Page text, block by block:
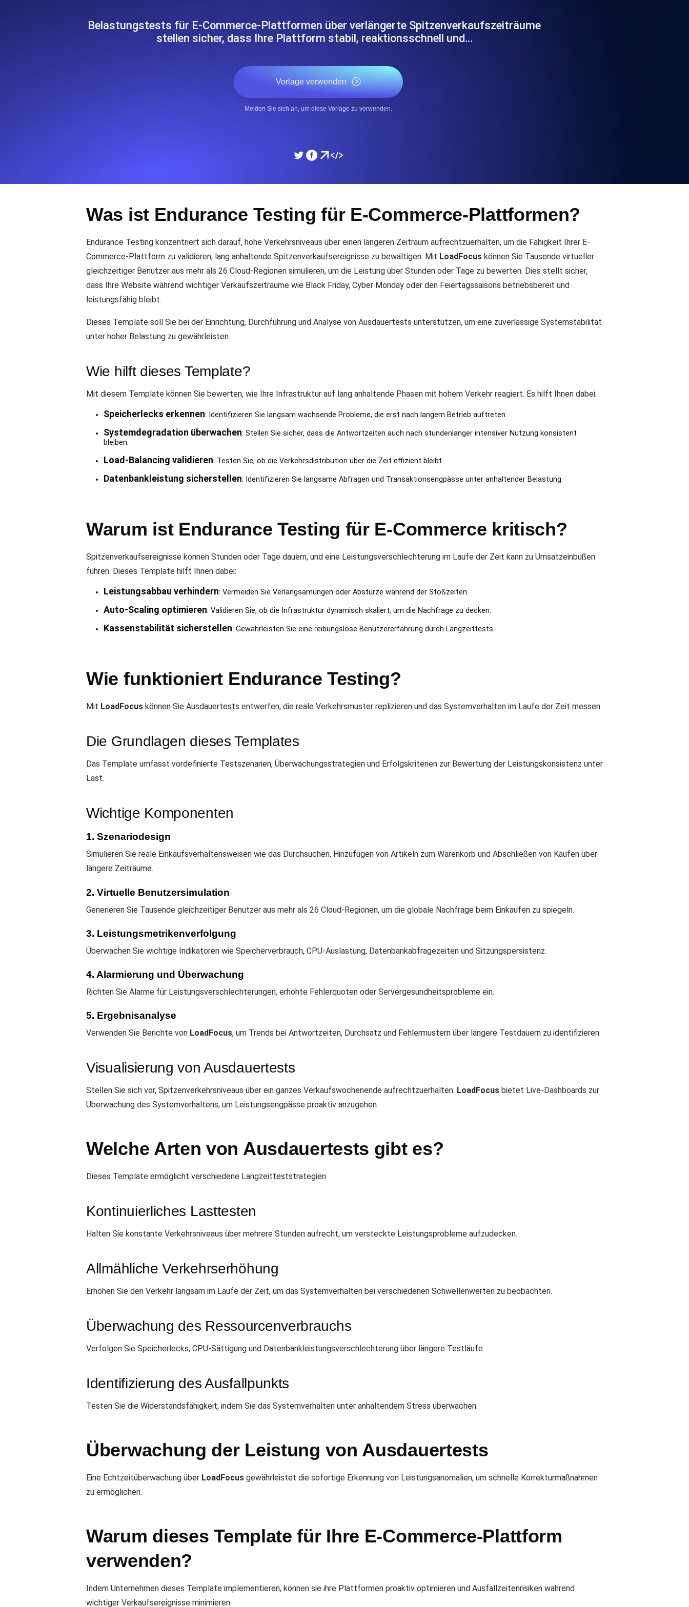
Uptime Monitoring für Websites und APIs. Kostenlos starten.
Automatische SSL-Zertifikats-Checks und Ablauf-Warnungen.
Kostenlos starten.
Heartbeat Monitoring für Cronjobs und geplante Tasks. Kostenlos
DNS Monitoring
DNS Monitoring mit Record-Checks und Alerts. Kostenlos starten.
Monitore als YAML, JS und MCP
Belastungstests für E-Commerce-Plattformen über verlängerte Spitzenverkaufszeiträume
stellen sicher, dass Ihre Plattform stabil, reaktionsschnell und…
Vorlage verwenden
Melden Sie sich an, um diese Vorlage zu verwenden.
Was ist Endurance Testing für E-Commerce-Plattformen?
Endurance Testing konzentriert sich darauf, hohe Verkehrsniveaus über einen längeren Zeitraum aufrechtzuerhalten, um die Fähigkeit Ihrer E-
Commerce-Plattform zu validieren, lang anhaltende Spitzenverkaufsereignisse zu bewältigen. Mit LoadFocus können Sie Tausende virtueller
gleichzeitiger Benutzer aus mehr als 26 Cloud-Regionen simulieren, um die Leistung über Stunden oder Tage zu bewerten. Dies stellt sicher,
dass Ihre Website während wichtiger Verkaufszeiträume wie Black Friday, Cyber Monday oder den Feiertagssaisons betriebsbereit und
leistungsfähig bleibt.
Dieses Template soll Sie bei der Einrichtung, Durchführung und Analyse von Ausdauertests unterstützen, um eine zuverlässige Systemstabilität
unter hoher Belastung zu gewährleisten.
Wie hilft dieses Template?
Mit diesem Template können Sie bewerten, wie Ihre Infrastruktur auf lang anhaltende Phasen mit hohem Verkehr reagiert. Es hilft Ihnen dabei:
Speicherlecks erkennen: Identifizieren Sie langsam wachsende Probleme, die erst nach langem Betrieb auftreten.
Systemdegradation überwachen: Stellen Sie sicher, dass die Antwortzeiten auch nach stundenlanger intensiver Nutzung konsistent
bleiben.
Load-Balancing validieren: Testen Sie, ob die Verkehrsdistribution über die Zeit effizient bleibt.
Datenbankleistung sicherstellen: Identifizieren Sie langsame Abfragen und Transaktionsengpässe unter anhaltender Belastung.
Warum ist Endurance Testing für E-Commerce kritisch?
Spitzenverkaufsereignisse können Stunden oder Tage dauern, und eine Leistungsverschlechterung im Laufe der Zeit kann zu Umsatzeinbußen
führen. Dieses Template hilft Ihnen dabei:
Leistungsabbau verhindern: Vermeiden Sie Verlangsamungen oder Abstürze während der Stoßzeiten.
Auto-Scaling optimieren: Validieren Sie, ob die Infrastruktur dynamisch skaliert, um die Nachfrage zu decken.
Kassenstabilität sicherstellen: Gewährleisten Sie eine reibungslose Benutzererfahrung durch Langzeittests.
Wie funktioniert Endurance Testing?
Mit LoadFocus können Sie Ausdauertests entwerfen, die reale Verkehrsmuster replizieren und das Systemverhalten im Laufe der Zeit messen.
Die Grundlagen dieses Templates
Das Template umfasst vordefinierte Testszenarien, Überwachungsstrategien und Erfolgskriterien zur Bewertung der Leistungskonsistenz unter
Last.
Wichtige Komponenten
1. Szenariodesign
Simulieren Sie reale Einkaufsverhaltensweisen wie das Durchsuchen, Hinzufügen von Artikeln zum Warenkorb und Abschließen von Käufen über
längere Zeiträume.
2. Virtuelle Benutzersimulation
Generieren Sie Tausende gleichzeitiger Benutzer aus mehr als 26 Cloud-Regionen, um die globale Nachfrage beim Einkaufen zu spiegeln.
3. Leistungsmetrikenverfolgung
Überwachen Sie wichtige Indikatoren wie Speicherverbrauch, CPU-Auslastung, Datenbankabfragezeiten und Sitzungspersistenz.
4. Alarmierung und Überwachung
Richten Sie Alarme für Leistungsverschlechterungen, erhöhte Fehlerquoten oder Servergesundheitsprobleme ein.
5. Ergebnisanalyse
Verwenden Sie Berichte von LoadFocus, um Trends bei Antwortzeiten, Durchsatz und Fehlermustern über längere Testdauern zu identifizieren.
Visualisierung von Ausdauertests
Stellen Sie sich vor, Spitzenverkehrsniveaus über ein ganzes Verkaufswochenende aufrechtzuerhalten. LoadFocus bietet Live-Dashboards zur
Überwachung des Systemverhaltens, um Leistungsengpässe proaktiv anzugehen.
Welche Arten von Ausdauertests gibt es?
Dieses Template ermöglicht verschiedene Langzeitteststrategien:
Kontinuierliches Lasttesten
Halten Sie konstante Verkehrsniveaus über mehrere Stunden aufrecht, um versteckte Leistungsprobleme aufzudecken.
Allmähliche Verkehrserhöhung
Erhöhen Sie den Verkehr langsam im Laufe der Zeit, um das Systemverhalten bei verschiedenen Schwellenwerten zu beobachten.
Überwachung des Ressourcenverbrauchs
Verfolgen Sie Speicherlecks, CPU-Sättigung und Datenbankleistungsverschlechterung über längere Testläufe.
Identifizierung des Ausfallpunkts
Testen Sie die Widerstandsfähigkeit, indem Sie das Systemverhalten unter anhaltendem Stress überwachen.
Überwachung der Leistung von Ausdauertests
Eine Echtzeitüberwachung über LoadFocus gewährleistet die sofortige Erkennung von Leistungsanomalien, um schnelle Korrekturmaßnahmen
zu ermöglichen.
Warum dieses Template für Ihre E-Commerce-Plattform
verwenden?
Indem Unternehmen dieses Template implementieren, können sie ihre Plattformen proaktiv optimieren und Ausfallzeitenrisiken während
wichtiger Verkaufsereignisse minimieren.